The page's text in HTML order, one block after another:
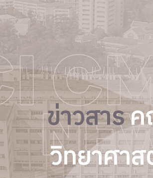
ข่าวสารค
วิทยาศา